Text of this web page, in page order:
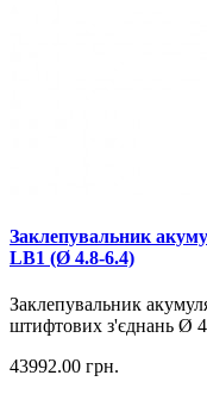
Заклепувальник
LB1 (Ø 4.8-6.4)
Заклепувальник
штифтових з'єднань Ø
43992.00 грн.